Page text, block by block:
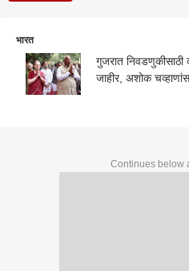
भारत
गुजरात निवडणुकीसाठी
जाहीर, अशोक
Continues below